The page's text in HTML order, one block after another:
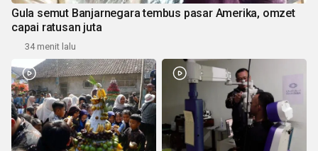
Gula semut Banjarnegara tembus pasar Amerika, omzet
capai ratusan juta
34 menit lalu